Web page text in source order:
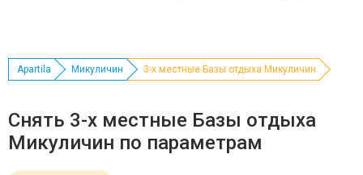
Apartila Микуличин 3-х местные Базы отдыха Микуличин
Снять 3-х местные Базы отдыха
Микуличин по параметрам